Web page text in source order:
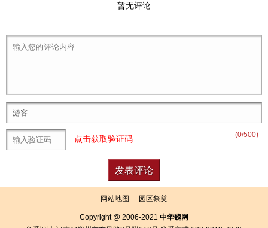
暂无评论
(0/500)
点击获取验证码
网站地图 - 园区祭奠
Copyright @ 2006-2021 中华魏网